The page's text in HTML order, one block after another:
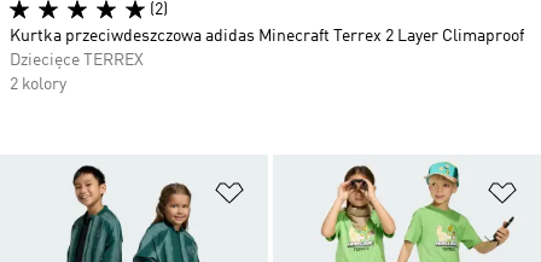
Dodaj do listy życzeń
(2)
Kurtka przeciwdeszczowa adidas Minecraft Terrex 2 Layer Climaproof
Dziecięce TERREX
2 kolory